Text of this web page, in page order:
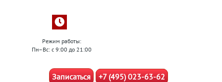
Режим работы:
Пн–Вс: с 9:00 до 21:00
Записаться +7 (495) 023-63-62